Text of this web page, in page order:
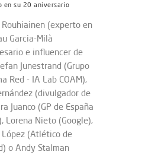
en su 20 aniversario
Rouhiainen (experto en
Garcia-Milà
e influencer de
Junestrand (Grupo
Red - IA Lab COAM),
(divulgador de
Juanco (GP de España
Lorena Nieto (Google),
López (Atlético de
o Andy Stalman